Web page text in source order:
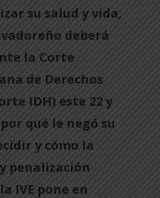
su salud y vida,
deberá
la Corte
de Derechos
IDH) este 22 y
qué le negó su
y cómo la
penalización
IVE pone en